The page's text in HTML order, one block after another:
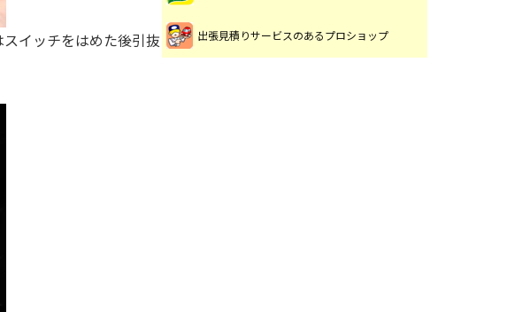
イッチをはめた後引抜
出張見積りサービスのあるプロショップ